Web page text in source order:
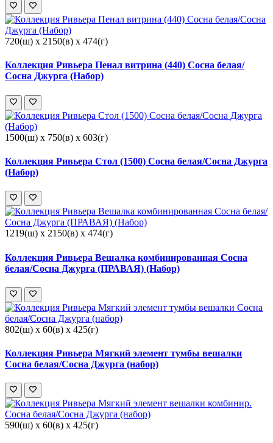
720(ш) x 2150(в) x 474(г)
Коллекция Ривьера Пенал витрина (440) Сосна белая/
Сосна Джурга (Набор)
1500(ш) x 750(в) x 603(г)
Коллекция Ривьера Стол (1500) Сосна белая/Сосна Джурга
(Набор)
1219(ш) x 2150(в) x 474(г)
Коллекция Ривьера Вешалка комбинированная Сосна
белая/Сосна Джурга (ПРАВАЯ) (Набор)
802(ш) x 60(в) x 425(г)
Коллекция Ривьера Мягкий элемент тумбы вешалки
Сосна белая/Сосна Джурга (набор)
590(ш) x 60(в) x 425(г)